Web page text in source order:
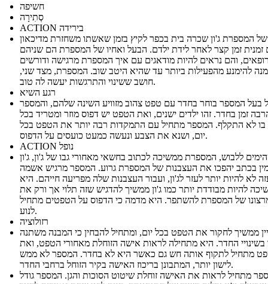
חשיפה
סְתִירָה
ACTION בירידה
המספרת ג'ון שכרה בית בכפר לקיץ בזמן שאשתו משחזרת מדיכאון
זמנית זמן קצר לאחר לידת ילדם. הבעל ואחיו של המספרת הם שניהם
והם נראים להיות מודאגים עם איך המספרת מרגישה ודורשים
להימנע מהפעילות ביותר עד שהיא היטב שוב. המספרת, מצד שני,
חושב ששינוי והתרגשות יעשה לה טוב.
רגע השיא
בעל המספר בוחר בחדר עם טפט צהוב מזוויע השינה שלהם, והמספר
זמן בחדר. זהו ילדים ישנים, ואת הטפט יש דפוס מוזר ומטריד בכל
בו לא התקלף. המספר מתחיל עם התמקדות רבה יותר את הטפט בכל
יום, ושנא את הצבע ונעשה כמעט כועסים על הדפוס.
ACTION נופל
ללבוש, המספרת ממשיכה לכתוב בחשאי מאחורי גבו של ג'ון, ג'ון
בכתב יהפכו את העצבנות של המספרת גרוע. המספר מרגיש אשמה
לא להיות יותר לעזר לג'ון, ועבור העצבנות שלה מפריעה חייהם. היא
להיות מבודדת יותר כמו ג'ון ממשיך להדגיש שזה תלוי אך ורק את
של המספרת להשתפר. היא מדמה כי הדפוס על הטפטים מתחיל
לנוע.
רזולוציה
ממשיך לחקור את הטפט בכל יום, ומתחיל להבחין כי המבנה משתנה
בשינויי החדר. היא מתחילה לראות אישה הזוחלת מאחורי הטפט, ואת
מתחיל לתקוף אותה חש גם כאשר היא לא בחדר. המספר לא ממש
לישון יותר, המתבונן בריכוז האישה בקיר הזוחל ברחבי החדר.
מתחיל לראות את האישה זוחלת שיטוט הסוכות והגן. המספר גודל